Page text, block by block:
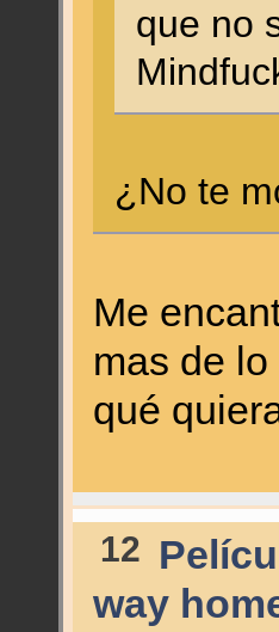
que no
¿No te
Me
mas de
qué
12
way